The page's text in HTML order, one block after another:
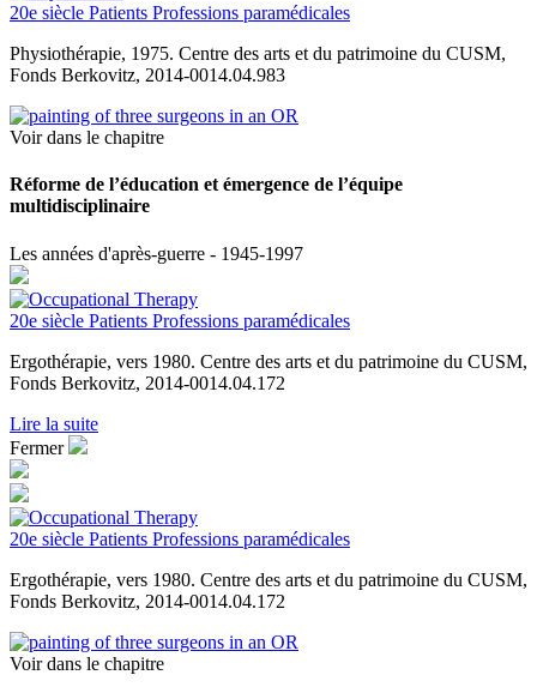
20e siècle Patients Professions paramédicales
Physiothérapie, 1975. Centre des arts et du patrimoine du CUSM,
Fonds Berkovitz, 2014-0014.04.983
Voir dans le chapitre
Réforme de l’éducation et émergence de l’équipe
multidisciplinaire
Les années d'après-guerre - 1945-1997
20e siècle Patients Professions paramédicales
Ergothérapie, vers 1980. Centre des arts et du patrimoine du CUSM,
Fonds Berkovitz, 2014-0014.04.172
Lire la suite
Fermer
20e siècle Patients Professions paramédicales
Ergothérapie, vers 1980. Centre des arts et du patrimoine du CUSM,
Fonds Berkovitz, 2014-0014.04.172
Voir dans le chapitre